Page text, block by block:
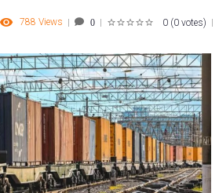
788 Views 0 0 (0 votes)